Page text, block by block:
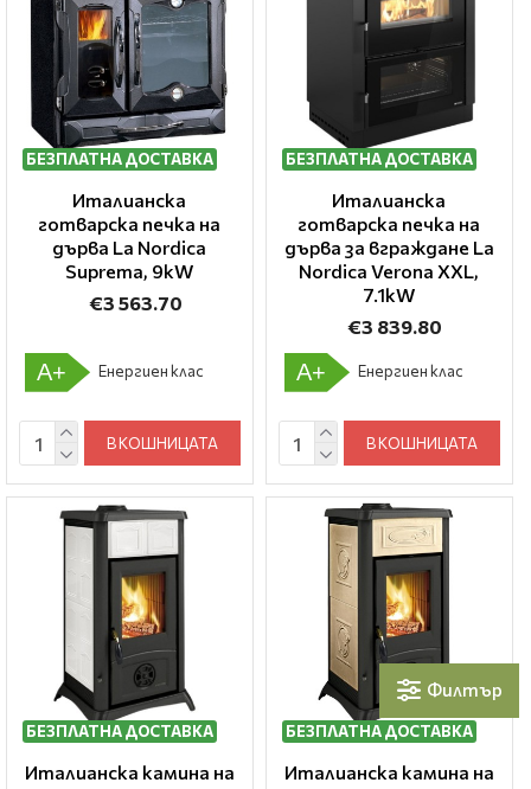
Филтър
БЕЗПЛАТНА ДОСТАВКА
Италианска
готварска печка на
дърва La Nordica
Suprema, 9kW
€3 563.70
A+ Енергиен клас
В КОШНИЦАТА
БЕЗПЛАТНА ДОСТАВКА
Италианска
готварска печка на
дърва за вграждане La
Nordica Verona XXL,
7.1kW
€3 839.80
A+ Енергиен клас
В КОШНИЦАТА
БЕЗПЛАТНА ДОСТАВКА
Италианска камина на
БЕЗПЛАТНА ДОСТАВКА
Италианска камина на